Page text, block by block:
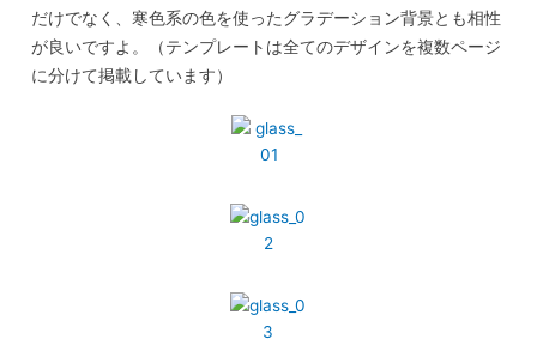
だけでなく、寒色系の色を使ったグラデーション背景とも相性
が良いですよ。（テンプレートは全てのデザインを複数ページ
に分けて掲載しています）